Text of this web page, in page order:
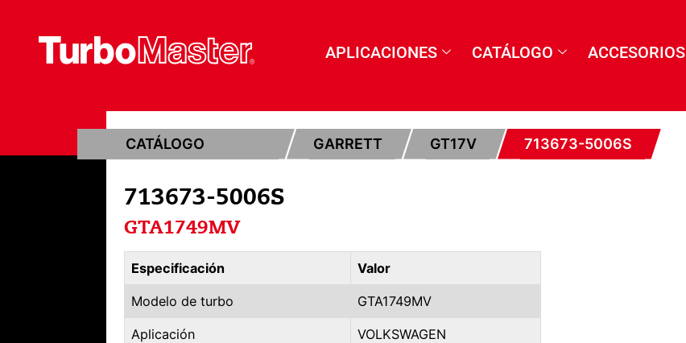
APLICACIONES CATÁLOGO ACCESORIOS
CATÁLOGO GARRETT GT17V 713673-5006S
713673-5006S
GTA1749MV
Especificación Valor
Modelo de turbo GTA1749MV
Aplicación VOLKSWAGEN